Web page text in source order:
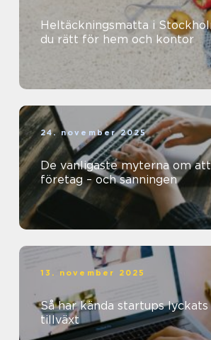
Heltäckningsmatta i
du rätt för hem och kontor
24. november 2025
De vanligaste myterna om
företag – och sanningen
13. november 2025
Så har kända startups
tillväxt